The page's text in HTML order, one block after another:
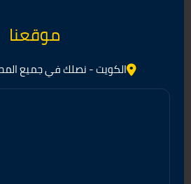
موقعنا
الكويت - نصلك في جميع